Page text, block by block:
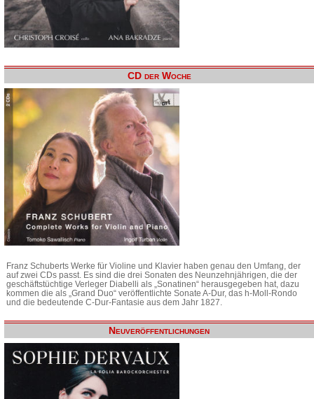
CD der Woche
Franz Schuberts Werke für Violine und Klavier haben genau den Umfang, der
auf zwei CDs passt. Es sind die drei Sonaten des Neunzehnjährigen, die der
geschäftstüchtige Verleger Diabelli als „Sonatinen“ herausgegeben hat, dazu
kommen die als „Grand Duo“ veröffentlichte Sonate A-Dur, das h-Moll-Rondo
und die bedeutende C-Dur-Fantasie aus dem Jahr 1827.
Neuveröffentlichungen